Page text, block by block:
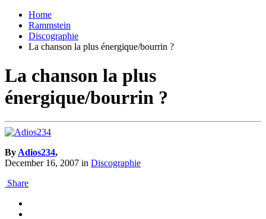
Home
Rammstein
Discographie
La chanson la plus énergique/bourrin ?
La chanson la plus
énergique/bourrin ?
ByAdios234,
December 16, 2007 in Discographie
Share